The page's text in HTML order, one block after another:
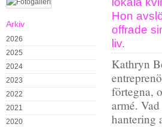
Arkiv
2026
2025
2024
2023
2022
2021
2020
Hon
offrade
liv.
Kathryn
förtegna,
armé.
hantering